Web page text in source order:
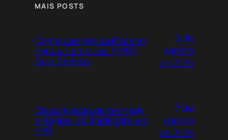
MAIS POSTS
Componentes da Prótese
Parcial Removível (PPR):
Guia Técnico
5 de
agosto
de 2026
Classificação de Kennedy
e Regras de Applegate em
PPR
5 de
agosto
de 2026